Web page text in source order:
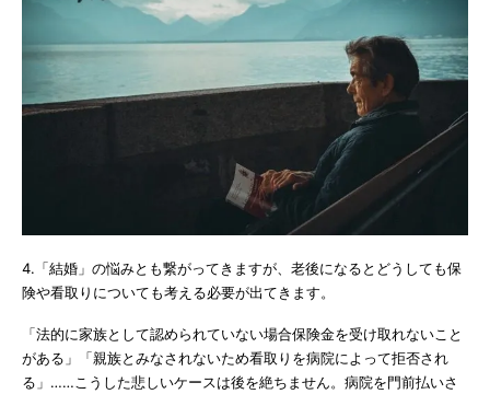
4.「結婚」の悩みとも繋がってきますが、老後になるとどうしても保
険や看取りについても考える必要が出てきます。
「法的に家族として認められていない場合保険金を受け取れないこと
がある」「親族とみなされないため看取りを病院によって拒否され
る」……こうした悲しいケースは後を絶ちません。病院を門前払いさ